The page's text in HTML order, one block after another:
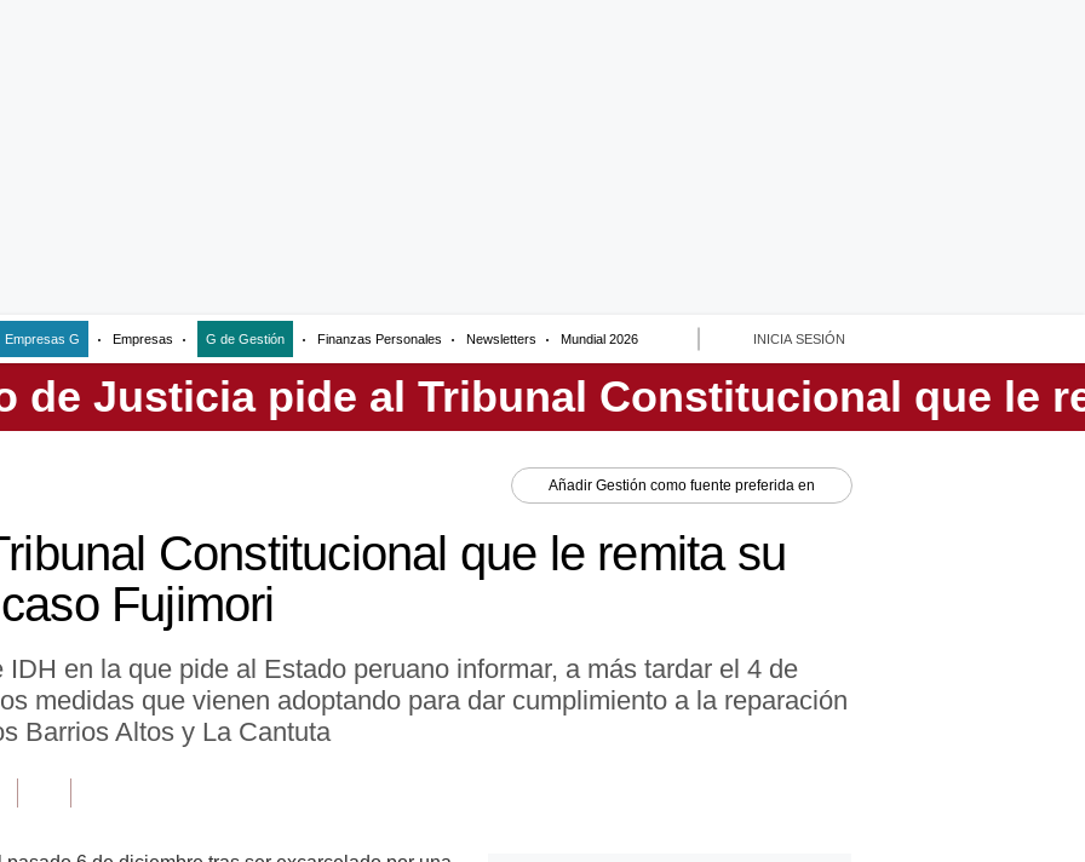
Empresas G Empresas G de Gestión Finanzas Personales Newsletters Mundial 2026 INICIA SESIÓN
Añadir Gestión como fuente preferida en
Constitucional que le remita su
Fujimori
en la que pide al Estado peruano informar, a más tardar el 4 de
medidas que vienen adoptando para dar cumplimiento a la reparación
Barrios Altos y La Cantuta